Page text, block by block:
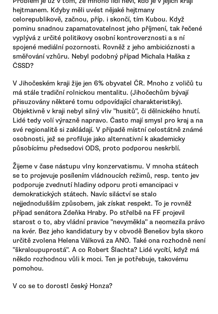
hejtmanem. Kdyby měli uvést nějaké hejtmany
celorepublikově, začnou, příp. i skončí, tím Kubou. Když
pominu snadnou zapamatovatelnost jeho příjmení, tak řečené
vyplývá z určité politikovy osobní kontroverznosti a s ní
spojené mediální pozornosti. Rovněž z jeho ambicióznosti a
směřování vzhůru. Nebyl podobný případ Michala Haška z
ČSSD?
V Jihočeském kraji žije jen 6% obyvatel ČR. Mnoho z voličů tu
má stále tradiční rolnickou mentalitu. (Jihočechům bývají
přisuzovány některé tomu odpovídající charakteristiky).
Objektivně v kraji nebyl silný vliv "husitů", či dělnického hnutí.
Lidé tedy volí výrazně napravo. Často mají smysl pro kraj a na
své regionalitě si zakládají. V případě místní celostátně známé
osobnosti, jež se profiluje jako alternativní k akademicky
působícímu předsedovi ODS, proto podporou neskrblí.
Žijeme v čase nástupu vlny konzervatismu. V mnoha státech
se to projevuje posílením vládnoucích režimů, resp. tento jev
podporuje zvednutí hladiny odporu proti emancipaci v
demokratických státech. Navíc siláctví se stalo
nejjednodušším způsobem, jak získat respekt. To je rovněž
případ senátora Zdeňka Hraby. Po střelbě na FF projevil
starost o to, aby vládní pravice "nevyměkla" a neomezila právo
na kvér. Bez jeho kandidatury by v obvodě Benešov byla skoro
určitě zvolena Helena Válková za ANO. Také ona rozhodně není
"škraloupuprostá". A co Robert Šlachta? Lidé vycítí, když má
někdo rozhodnou vůli k moci. Ten je potřebuje, takovému
pomohou.
V co se to dorostl český Honza?